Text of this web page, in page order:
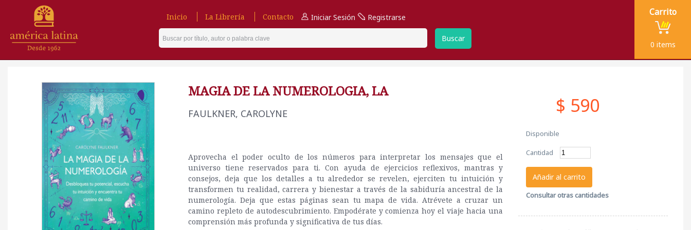
Inicio La Librería Contacto Iniciar Sesión Registrarse
Buscar
Carrito
0 items
MAGIA DE LA NUMEROLOGIA, LA
FAULKNER, CAROLYNE
Aprovecha el poder oculto de los números para interpretar los mensajes que el
universo tiene reservados para ti. Con ayuda de ejercicios reflexivos, mantras y
consejos, deja que los detalles a tu alrededor se revelen, ejerciten tu intuición y
transformen tu realidad, carrera y bienestar a través de la sabiduría ancestral de la
numerología. Deja que estas páginas sean tu mapa de vida. Atrévete a cruzar un
camino repleto de autodescubrimiento. Empodérate y comienza hoy el viaje hacia una
comprensión más profunda y significativa de tus días.
$ 590
Disponible
Cantidad
Añadir al carrito
Consultar otras cantidades